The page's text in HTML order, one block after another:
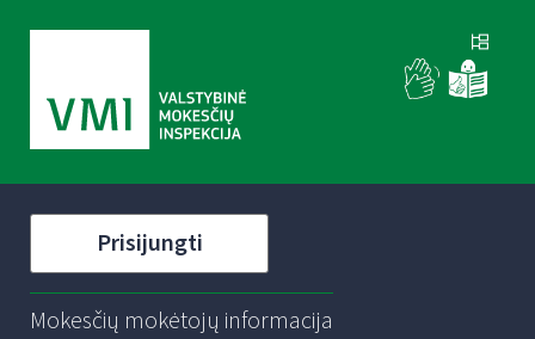
Prisijungti
Mokesčių mokėtojų informacija